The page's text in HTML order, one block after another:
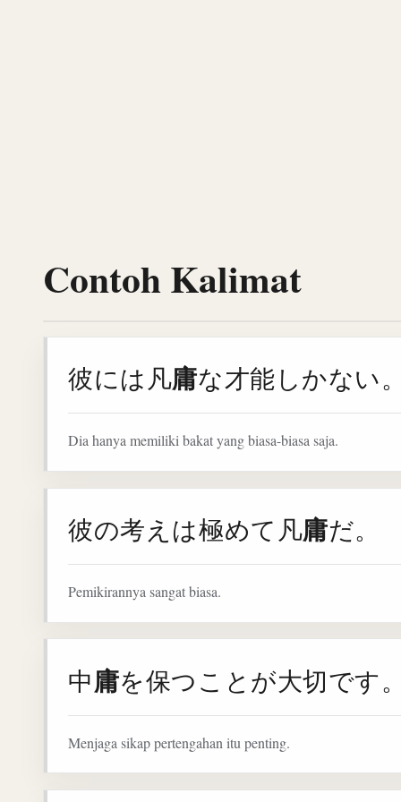
Contoh Kalimat
彼には凡庸な才能しかない
Dia hanya memiliki bakat yang biasa-biasa saja.
彼の考えは極めて凡庸だ。
Pemikirannya sangat biasa.
中庸を保つことが大切です
Menjaga sikap pertengahan itu penting.